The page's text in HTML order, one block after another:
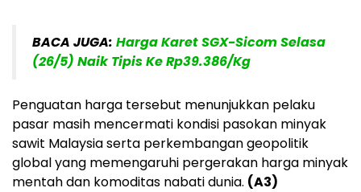
BACA JUGA: Harga Karet SGX-Sicom Selasa
(26/5) Naik Tipis Ke Rp39.386/Kg
Penguatan harga tersebut menunjukkan pelaku
pasar masih mencermati kondisi pasokan minyak
sawit Malaysia serta perkembangan geopolitik
global yang memengaruhi pergerakan harga minyak
mentah dan komoditas nabati dunia. (A3)